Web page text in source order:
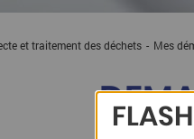
et traitement des déchets Mes